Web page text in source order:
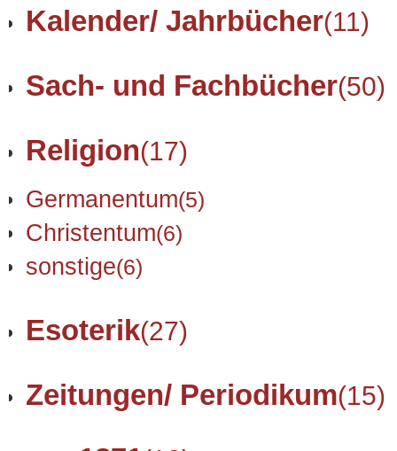
Kalender/ Jahrbücher(11)
Sach- und Fachbücher(50)
Religion(17)
Germanentum(5)
Christentum(6)
sonstige(6)
Esoterik(27)
Zeitungen/ Periodikum(15)